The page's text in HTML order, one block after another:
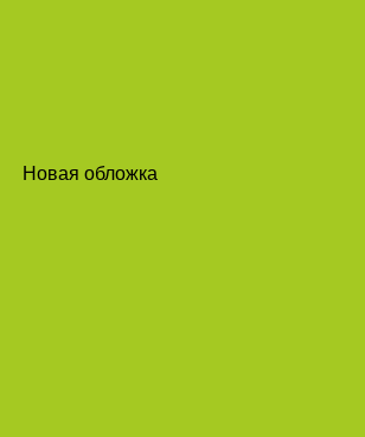
Новая обложка